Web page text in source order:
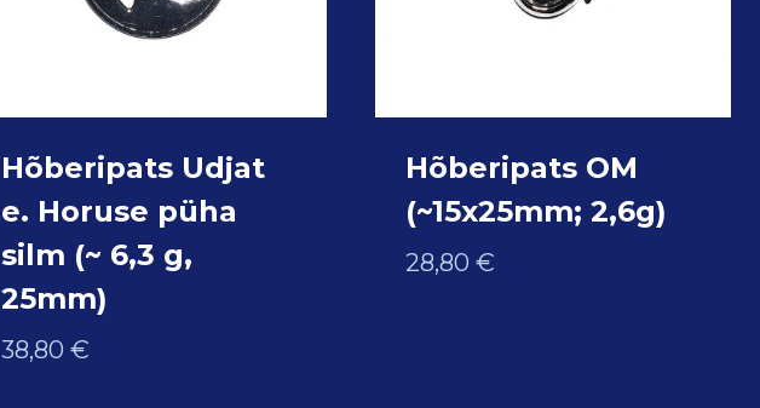
Hõberipats Udjat
e. Horuse püha
silm (~ 6,3 g,
25mm)
38,80 €
Hõberipats OM
(~15x25mm; 2,6g)
28,80 €